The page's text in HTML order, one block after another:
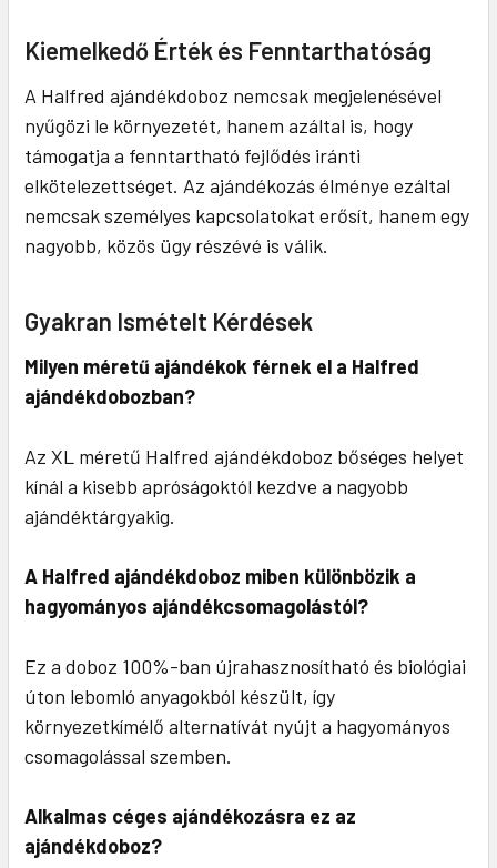
Kiemelkedő Érték és Fenntarthatóság
A Halfred ajándékdoboz nemcsak megjelenésével
nyűgözi le környezetét, hanem azáltal is, hogy
támogatja a fenntartható fejlődés iránti
elkötelezettséget. Az ajándékozás élménye ezáltal
nemcsak személyes kapcsolatokat erősít, hanem egy
nagyobb, közös ügy részévé is válik.
Gyakran Ismételt Kérdések
Milyen méretű ajándékok férnek el a Halfred
ajándékdobozban?
Az XL méretű Halfred ajándékdoboz bőséges helyet
kínál a kisebb apróságoktól kezdve a nagyobb
ajándéktárgyakig.
A Halfred ajándékdoboz miben különbözik a
hagyományos ajándékcsomagolástól?
Ez a doboz 100%-ban újrahasznosítható és biológiai
úton lebomló anyagokból készült, így
környezetkímélő alternatívát nyújt a hagyományos
csomagolással szemben.
Alkalmas céges ajándékozásra ez az
ajándékdoboz?